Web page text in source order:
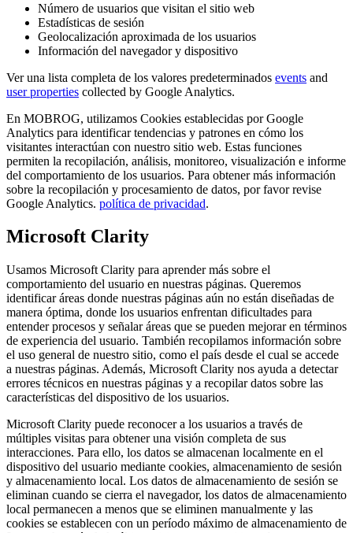
Número de usuarios que visitan el sitio web
Estadísticas de sesión
Geolocalización aproximada de los usuarios
Información del navegador y dispositivo
Ver una lista completa de los valores predeterminados events and
user properties collected by Google Analytics.
En MOBROG, utilizamos Cookies establecidas por Google
Analytics para identificar tendencias y patrones en cómo los
visitantes interactúan con nuestro sitio web. Estas funciones
permiten la recopilación, análisis, monitoreo, visualización e informe
del comportamiento de los usuarios. Para obtener más información
sobre la recopilación y procesamiento de datos, por favor revise
Google Analytics. política de privacidad.
Microsoft Clarity
Usamos Microsoft Clarity para aprender más sobre el
comportamiento del usuario en nuestras páginas. Queremos
identificar áreas donde nuestras páginas aún no están diseñadas de
manera óptima, donde los usuarios enfrentan dificultades para
entender procesos y señalar áreas que se pueden mejorar en términos
de experiencia del usuario. También recopilamos información sobre
el uso general de nuestro sitio, como el país desde el cual se accede
a nuestras páginas. Además, Microsoft Clarity nos ayuda a detectar
errores técnicos en nuestras páginas y a recopilar datos sobre las
características del dispositivo de los usuarios.
Microsoft Clarity puede reconocer a los usuarios a través de
múltiples visitas para obtener una visión completa de sus
interacciones. Para ello, los datos se almacenan localmente en el
dispositivo del usuario mediante cookies, almacenamiento de sesión
y almacenamiento local. Los datos de almacenamiento de sesión se
eliminan cuando se cierra el navegador, los datos de almacenamiento
local permanecen a menos que se eliminen manualmente y las
cookies se establecen con un período máximo de almacenamiento de